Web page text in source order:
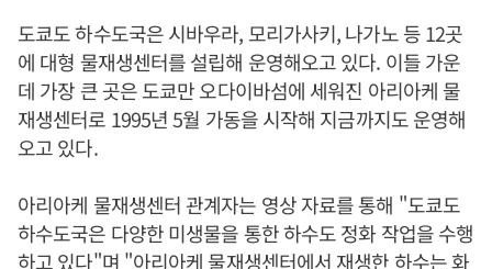
도쿄도 하수도국은 시바우라, 모리가사키, 나가노 등 12곳
에 대형 물재생센터를 설립해 운영해오고 있다. 이들 가운
데 가장 큰 곳은 도쿄만 오다이바섬에 세워진 아리아케 물
재생센터로 1995년 5월 가동을 시작해 지금까지도 운영해
오고 있다.
아리아케 물재생센터 관계자는 영상 자료를 통해 "도쿄도
하수도국은 다양한 미생물을 통한 하수도 정화 작업을 수행
하고 있다"며 "아리아케 물재생센터에서 재생한 하수는 화